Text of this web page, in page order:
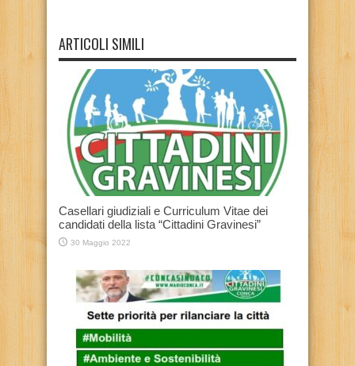
ARTICOLI SIMILI
Casellari giudiziali e Curriculum Vitae dei
candidati della lista “Cittadini Gravinesi”
30 Maggio 2022